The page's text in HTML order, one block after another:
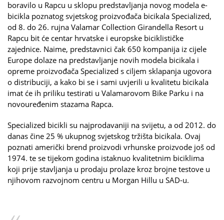
boravilo u Rapcu u sklopu predstavljanja novog modela e-
bicikla poznatog svjetskog proizvođača bicikala Specialized,
od 8. do 26. rujna Valamar Collection Girandella Resort u
Rapcu bit će centar hrvatske i europske biciklističke
zajednice. Naime, predstavnici čak 650 kompanija iz cijele
Europe dolaze na predstavljanje novih modela bicikala i
opreme proizvođača Specialized s ciljem sklapanja ugovora
o distribuciji, a kako bi se i sami uvjerili u kvalitetu bicikala
imat će ih priliku testirati u Valamarovom Bike Parku i na
novouređenim stazama Rapca.
Specialized bicikli su najprodavaniji na svijetu, a od 2012. do
danas čine 25 % ukupnog svjetskog tržišta bicikala. Ovaj
poznati američki brend proizvodi vrhunske proizvode još od
1974. te se tijekom godina istaknuo kvalitetnim biciklima
koji prije stavljanja u prodaju prolaze kroz brojne testove u
njihovom razvojnom centru u Morgan Hillu u SAD-u.